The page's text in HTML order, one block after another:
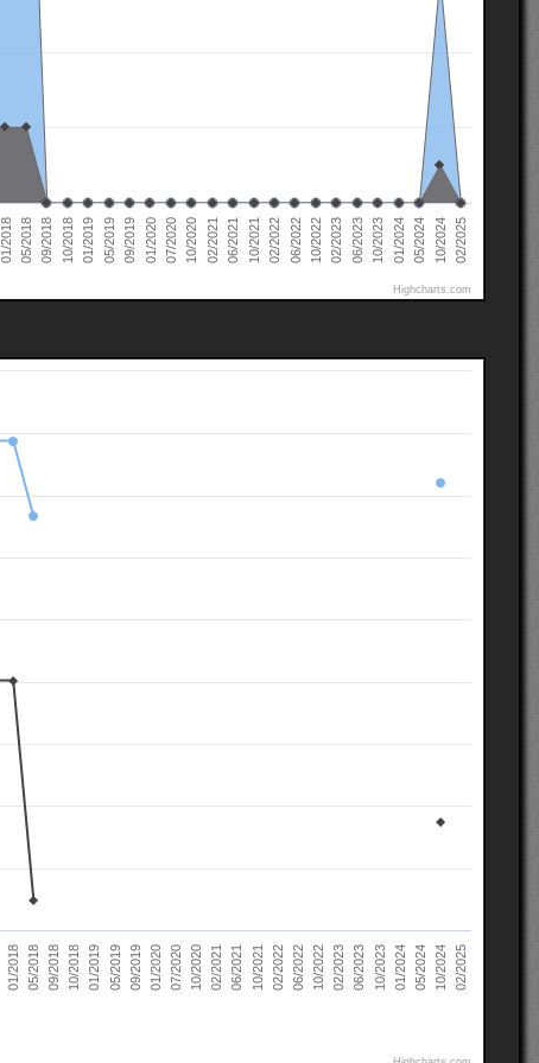
01/2018 05/2018 09/2018 10/2018 01/2019 05/2019 09/2019 01/2020 07/2020 10/2020 02/2021 06/2021 10/2021 02/2022 06/2022 10/2022 02/2023 06/2023 10/2023 01/2024 05/2024 10/2024 02/2025
Highcharts.com
01/2018 05/2018 09/2018 10/2018 01/2019 05/2019 09/2019 01/2020 07/2020 10/2020 02/2021 06/2021 10/2021 02/2022 06/2022 10/2022 02/2023 06/2023 10/2023 01/2024 05/2024 10/2024 02/2025